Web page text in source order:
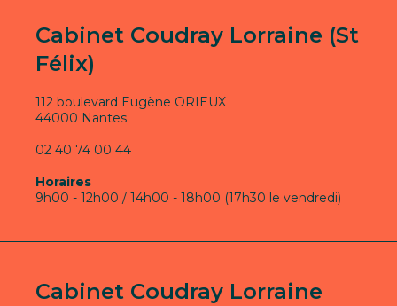
Cabinet Coudray Lorraine (St
Félix)
112 boulevard Eugène ORIEUX
44000 Nantes
02 40 74 00 44
Horaires
9h00 - 12h00 / 14h00 - 18h00 (17h30 le vendredi)
Cabinet Coudray Lorraine